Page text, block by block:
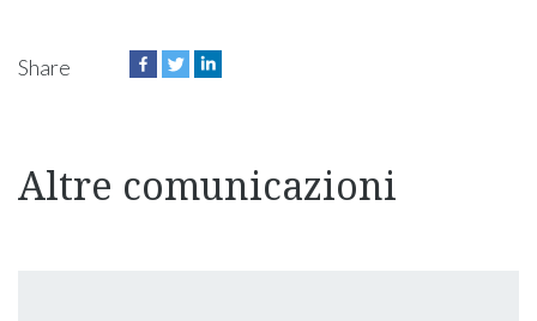
Share
Altre comunicazioni